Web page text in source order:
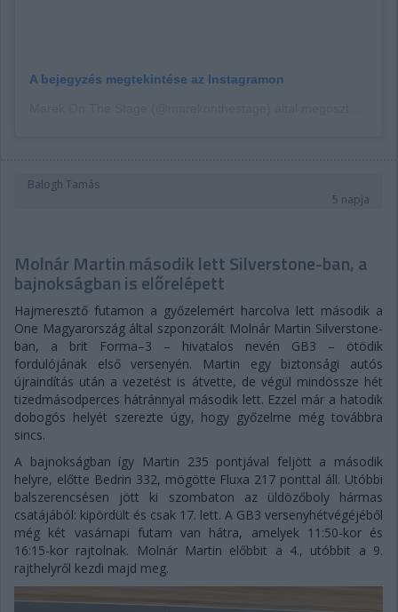
A bejegyzés megtekintése az Instagramon
Balogh Tamás
5 napja
Molnár Martin második lett Silverstone-ban, a
bajnokságban is előrelépett
Hajmeresztő futamon a győzelemért harcolva lett második a
One Magyarország által szponzorált Molnár Martin Silverstone-
ban, a brit Forma–3 – hivatalos nevén GB3 – ötödik
fordulójának első versenyén. Martin egy biztonsági autós
újraindítás után a vezetést is átvette, de végül mindössze hét
tizedmásodperces hátránnyal második lett. Ezzel már a hatodik
dobogós helyét szerezte úgy, hogy győzelme még továbbra
sincs.
A bajnokságban így Martin 235 pontjával feljött a második
helyre, előtte Bedrin 332, mögötte Fluxa 217 ponttal áll. Utóbbi
balszerencsésen jött ki szombaton az üldözőboly hármas
csatájából: kipördült és csak 17. lett. A GB3 versenyhétvégéjéből
még két vasárnapi futam van hátra, amelyek 11:50-kor és
16:15-kor rajtolnak. Molnár Martin előbbit a 4., utóbbit a 9.
rajthelyről kezdi majd meg.